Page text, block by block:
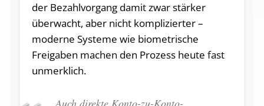
der Bezahlvorgang damit zwar stärker
überwacht, aber nicht komplizierter –
moderne Systeme wie biometrische
Freigaben machen den Prozess heute fast
unmerklich.
Auch direkte Konto-zu-Konto-